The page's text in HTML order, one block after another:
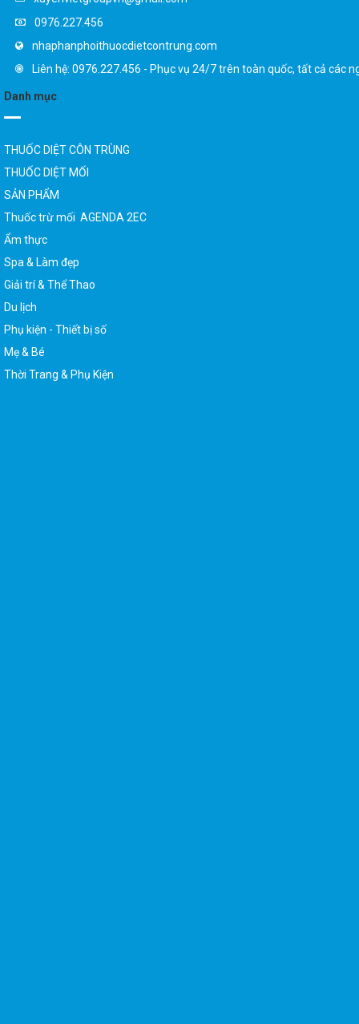
Liên hệ: 0976.227.456 - Phục vụ 24/7 trên toàn quốc, tất cả các
THUỐC DIỆT CÔN TRÙNG
THUỐC DIỆT MỐI
SẢN PHẨM
Thuốc trừ mối AGENDA 2EC
Ẩm thực
Giải trí & Thể Thao
Phụ kiện - Thiết bị số